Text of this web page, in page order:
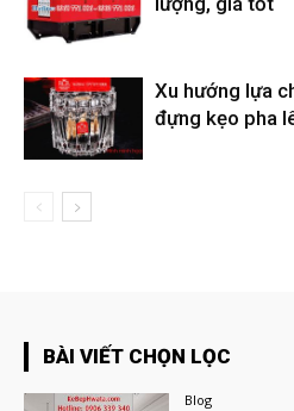
Xu hướng lựa
đựng kẹo pha
BÀI VIẾT CHỌN LỌC
Blog